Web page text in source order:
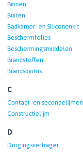
Binnen
Buiten
Badkamer- en Siliconenkit
Beschermfolies
Beschermingsmiddelen
Brandstoffen
Brandspiritus
C
Contact- en secondelijmen
Constructielijm
D
Drogingsvertrager